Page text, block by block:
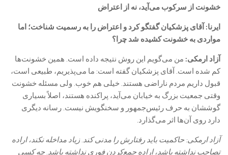
خشونت از سرکوب می‌آید، نه از اعتراض
ایرنا: آقای پزشکیان گفتگو کرد و اعتراض را به رسمیت شناخت؛ اما
مواردی به خشونت کشیده شد چرا؟
آزاد ارمکی: من می‌گویم این روش نتیجه داده است. همین خشونت‌ها
کم شده است. آقای پزشکیان گفته است: ما می‌پذیریم، طبیعی است،
قبول داریم مردم ناراضی هستند. خیلی هم خوب. ولی مسئله خشونت
وقتی جمعیت بزرگ به خیابان می‌آید، پراکنده هستند، اصلاً بسیاری
گوششان به حرف رئیس‌جمهور و سخنگویش نیست. رسانه دیگری
دارد روی آن‌ها اثر می‌گذارد.
آزاد ارمکی: حاکمیت باید رفتارش را مدنی کند. زیاد مداخله نکند، اراده
تصاحب نداشته باشد، اراده جمع‌کردن فوری نداشته باشد. چه کسی